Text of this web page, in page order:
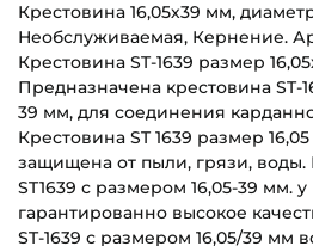
Крестовина 16,05х39 мм,
Необслуживаемая, Кернение.
Крестовина ST-1639 размер
Предназначена крестовина ST-
39 мм, для соединения
Крестовина ST 1639 размер
защищена от пыли, грязи, воды.
ST1639 с размером 16,05-39 мм.
гарантированно высокое
ST-1639 с размером 16,05/39